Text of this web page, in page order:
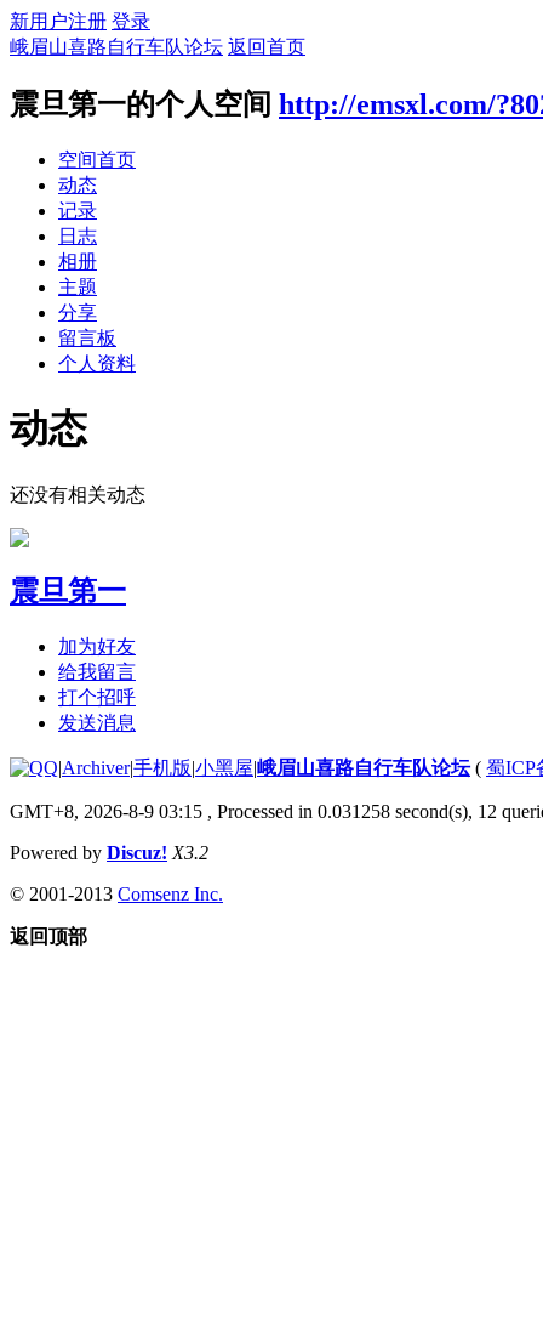
新用户注册 登录
峨眉山喜路自行车队论坛 返回首页
震旦第一的个人空间 http://emsxl.com/
空间首页
动态
记录
日志
相册
主题
分享
留言板
个人资料
动态
还没有相关动态
震旦第一
加为好友
给我留言
打个招呼
发送消息
|Archiver|手机版|小黑屋|峨眉山喜路自行车队论坛( 蜀ICP
GMT+8, 2026-8-9 03:15 , Processed in 0.031258 second(s), 12
Powered by Discuz! X3.2
© 2001-2013 Comsenz Inc.
返回顶部